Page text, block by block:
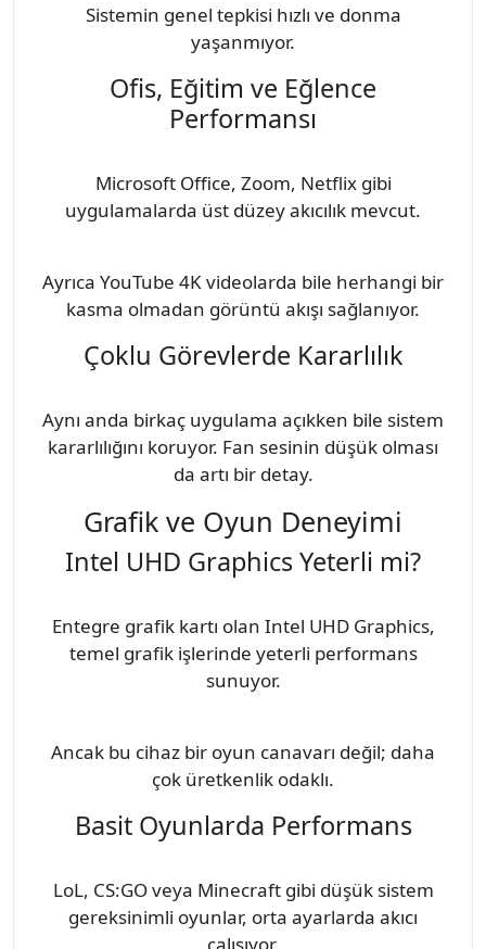
Sistemin genel tepkisi hızlı ve donma
yaşanmıyor.
Ofis, Eğitim ve Eğlence
Performansı
Microsoft Office, Zoom, Netflix gibi
uygulamalarda üst düzey akıcılık mevcut.
Ayrıca YouTube 4K videolarda bile herhangi bir
kasma olmadan görüntü akışı sağlanıyor.
Çoklu Görevlerde Kararlılık
Aynı anda birkaç uygulama açıkken bile sistem
kararlılığını koruyor. Fan sesinin düşük olması
da artı bir detay.
Grafik ve Oyun Deneyimi
Intel UHD Graphics Yeterli mi?
Entegre grafik kartı olan Intel UHD Graphics,
temel grafik işlerinde yeterli performans
sunuyor.
Ancak bu cihaz bir oyun canavarı değil; daha
çok üretkenlik odaklı.
Basit Oyunlarda Performans
LoL, CS:GO veya Minecraft gibi düşük sistem
gereksinimli oyunlar, orta ayarlarda akıcı
çalışıyor.